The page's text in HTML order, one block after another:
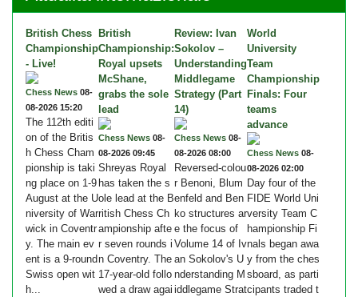
British Chess
Championship
- Live!
Chess News 08-
08-2026 15:20
The 112th editi
on of the Britis
h Chess Cham
pionship is taki
ng place on 1-9
August at the U
niversity of War
wick in Coventr
y. The main ev
ent is a 9-round
Swiss open wit
h...
British
Championship:
Royal upsets
McShane,
grabs the sole
lead
Chess News 08-
08-2026 09:45
Shreyas Royal
has taken the s
ole lead at the B
ritish Chess Ch
ampionship afte
r seven rounds i
n Coventry. The
17-year-old follo
wed a draw agai
Review: Ivan
Sokolov –
Understanding
Middlegame
Strategy (Part
14)
Chess News 08-
08-2026 08:00
Reversed-colou
r Benoni, Blum
enfeld and Ben
ko structures ar
e the focus of
Volume 14 of Iv
an Sokolov's U
nderstanding M
iddlegame Strat
World
University
Team
Championship
Finals: Four
teams
advance
Chess News 08-
08-2026 02:00
Day four of the
FIDE World Uni
versity Team C
hampionship Fi
nals began awa
y from the ches
sboard, as parti
cipants traded t